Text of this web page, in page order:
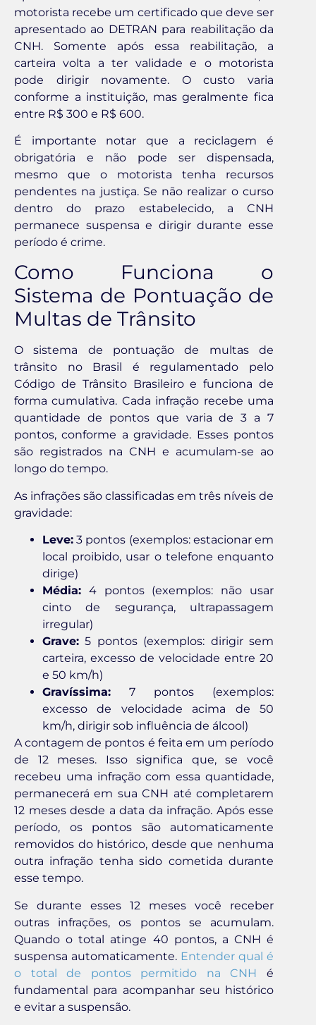
motorista recebe um certificado que deve ser
apresentado ao DETRAN para reabilitação da
CNH. Somente após essa reabilitação, a
carteira volta a ter validade e o motorista
pode dirigir novamente. O custo varia
conforme a instituição, mas geralmente fica
entre R$ 300 e R$ 600.
É importante notar que a reciclagem é
obrigatória e não pode ser dispensada,
mesmo que o motorista tenha recursos
pendentes na justiça. Se não realizar o curso
dentro do prazo estabelecido, a CNH
permanece suspensa e dirigir durante esse
período é crime.
Como Funciona o
Sistema de Pontuação de
Multas de Trânsito
O sistema de pontuação de multas de
trânsito no Brasil é regulamentado pelo
Código de Trânsito Brasileiro e funciona de
forma cumulativa. Cada infração recebe uma
quantidade de pontos que varia de 3 a 7
pontos, conforme a gravidade. Esses pontos
são registrados na CNH e acumulam-se ao
longo do tempo.
As infrações são classificadas em três níveis de
gravidade:
Leve: 3 pontos (exemplos: estacionar em
local proibido, usar o telefone enquanto
dirige)
Média: 4 pontos (exemplos: não usar
cinto de segurança, ultrapassagem
irregular)
Grave: 5 pontos (exemplos: dirigir sem
carteira, excesso de velocidade entre 20
e 50 km/h)
Gravíssima: 7 pontos (exemplos:
excesso de velocidade acima de 50
km/h, dirigir sob influência de álcool)
A contagem de pontos é feita em um período
de 12 meses. Isso significa que, se você
recebeu uma infração com essa quantidade,
permanecerá em sua CNH até completarem
12 meses desde a data da infração. Após esse
período, os pontos são automaticamente
removidos do histórico, desde que nenhuma
outra infração tenha sido cometida durante
esse tempo.
Se durante esses 12 meses você receber
outras infrações, os pontos se acumulam.
Quando o total atinge 40 pontos, a CNH é
suspensa automaticamente. Entender qual é
o total de pontos permitido na CNH é
fundamental para acompanhar seu histórico
e evitar a suspensão.